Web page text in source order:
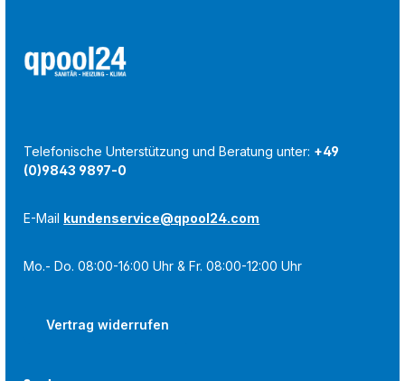
Telefonische Unterstützung und Beratung unter: +49
(0)9843 9897-0
E-Mail kundenservice@qpool24.com
Mo.- Do. 08:00-16:00 Uhr & Fr. 08:00-12:00 Uhr
Vertrag widerrufen